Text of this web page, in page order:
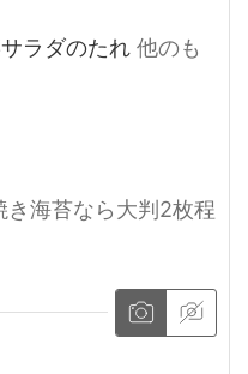
ラダのたれ 他のも
き海苔なら大判2枚程